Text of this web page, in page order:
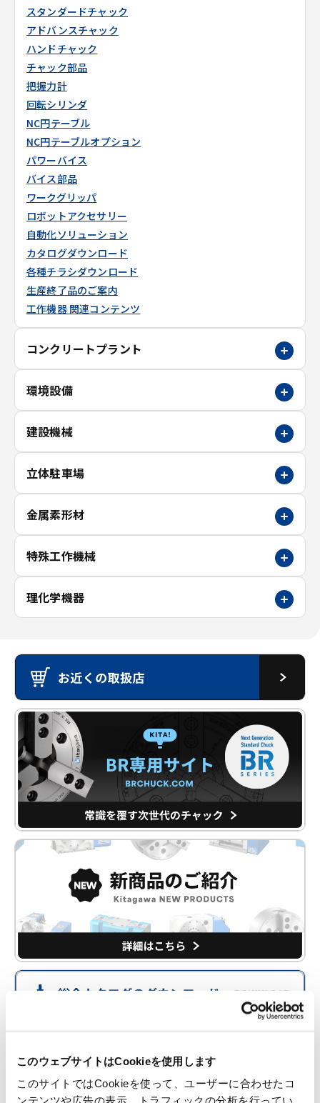
このウェブサイトはCookieを使用します
このサイトではCookieを使って、ユーザーに合わせたコ
ンテンツや広告の表示、トラフィックの分析を行ってい
スタンダードチャック
アドバンスチャック
ハンドチャック
チャック部品
把握力計
回転シリンダ
NC円テーブル
NC円テーブルオプション
パワーバイス
バイス部品
ワークグリッパ
ロボットアクセサリー
自動化ソリューション
カタログダウンロード
各種チラシダウンロード
生産終了品のご案内
工作機器 関連コンテンツ
コンクリートプラント
環境設備
建設機械
立体駐車場
金属素形材
特殊工作機械
理化学機器